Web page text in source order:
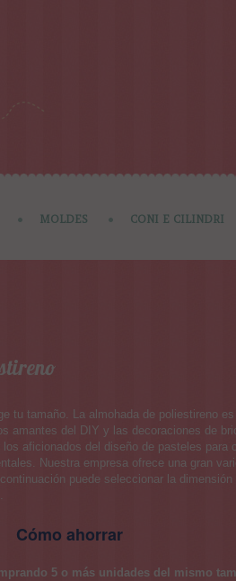
MOLDES CONI E CILINDRI
tu tamaño. La almohada de poliestireno
amantes del DIY y las decoraciones de
aficionados del diseño de pasteles para
Nuestra empresa ofrece una gran
puede seleccionar la dimensión
Cómo ahorrar
5 o más unidades del mismo